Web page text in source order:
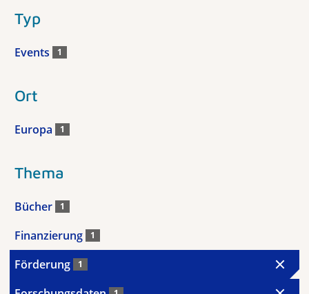
Typ
Events 1
Ort
Europa 1
Thema
Bücher 1
Finanzierung 1
Förderung 1